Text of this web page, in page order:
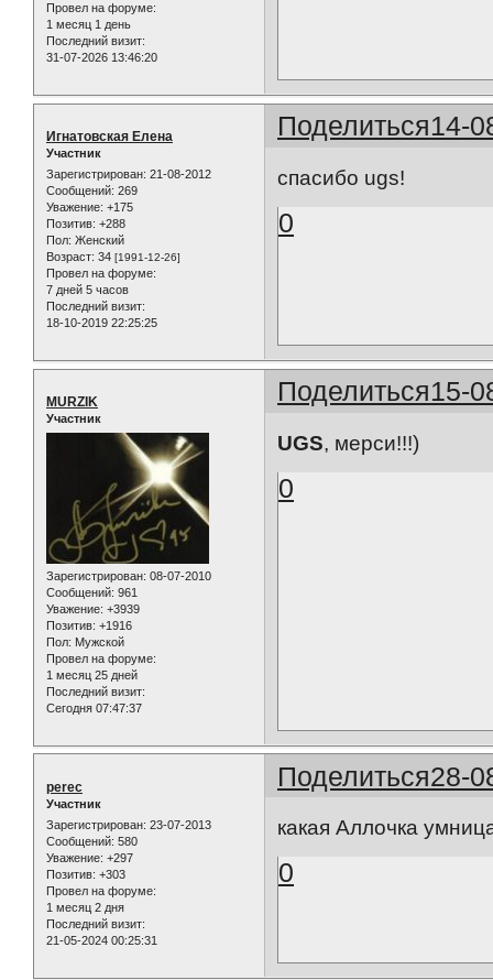
Провел на форуме:
1 месяц 1 день
Последний визит:
31-07-2026 13:46:20
Поделиться14-
Игнатовская Елена
Участник
Зарегистрирован: 21-08-2012
Сообщений: 269
Уважение: +175
Позитив: +288
Пол: Женский
Возраст: 34 [1991-12-26]
Провел на форуме:
7 дней 5 часов
Последний визит:
18-10-2019 22:25:25
спасибо ugs!
0
Поделиться15-
MURZIK
Участник
Зарегистрирован: 08-07-2010
Сообщений: 961
Уважение: +3939
Позитив: +1916
Пол: Мужской
Провел на форуме:
1 месяц 25 дней
Последний визит:
Сегодня 07:47:37
UGS, мерси!!!)
0
Поделиться28-
perec
Участник
Зарегистрирован: 23-07-2013
Сообщений: 580
Уважение: +297
Позитив: +303
Провел на форуме:
1 месяц 2 дня
Последний визит:
21-05-2024 00:25:31
какая Аллочка
0